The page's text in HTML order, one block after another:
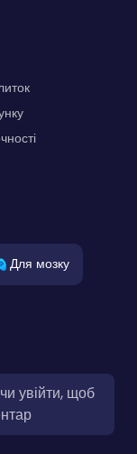
Для мозку
увійти, щоб